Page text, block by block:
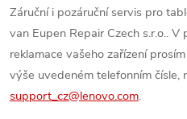
Záruční i pozáruční servis pro
van Eupen Repair Czech s.r.o..
reklamace vašeho zařízení
výše uvedeném telefonním čísle,
support_cz@lenovo.com.